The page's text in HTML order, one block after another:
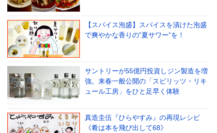
【スパイス泡盛】スパイスを漬けた泡盛
で爽やかな香りの‟夏サワー”を！
サントリーが55億円投資しジン製造を増
強。来春一般公開の「スピリッツ・リキ
ュール工房」をひと足早く体験
真造圭伍『ひらやすみ』の再現レシピ
《肴は本を飛び出して68》